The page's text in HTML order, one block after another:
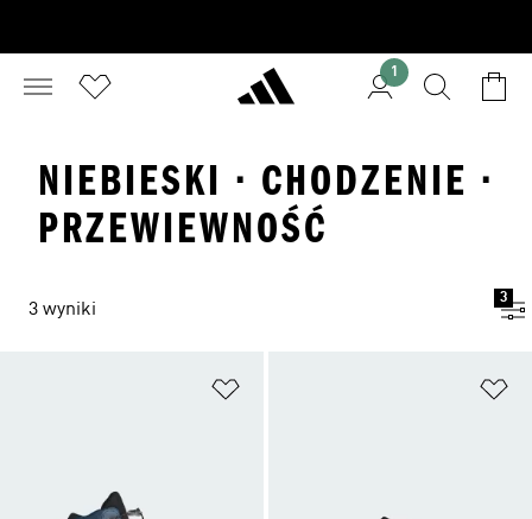
1
NIEBIESKI · CHODZENIE ·
PRZEWIEWNOŚĆ
3 wyniki
3